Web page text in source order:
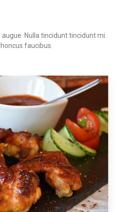
Nulla tincidunt tincidunt mi.
faucibus.